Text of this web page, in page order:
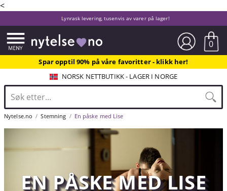
<
Lynrask levering, tusenvis av varer på lager!
0
Spar opptil 90% på våre favoritter - klikk her!
NORSK NETTBUTIKK - LAGER I NORGE
Nytelse.no Stemning En påske med Lise
EN PÅSKE MED LISE